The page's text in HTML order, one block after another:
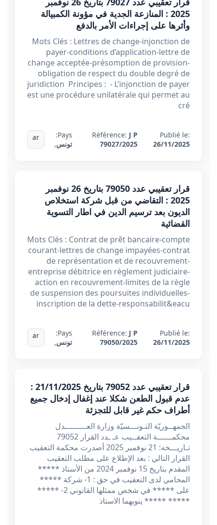
2025 : المنازعة الجدية في مؤونة الكمبيالة
وأثرها على إجراءات الأمر بالدفع
Mots Clés : Lettres de change-injonction de
payer-conditions d’application-lettre de
change acceptée-présomption de provision-
obligation de respect du double degré de
juridiction Principes : - L’injonction de payer
est une procédure unilatérale qui permet au
cré
Publié le:
26/11/2025
Référence: J P
79027/2025
Pays:
تونس,
ar
قرار تعقيبي عدد 79050 بتاريخ 26 نوفمبر
2025 : التقاضي من قبل شركة استخلاص
الديون بعد ترسيم الدين في اطار التسوية
القضائية
Mots Clés : Contrat de prêt bancaire-compte
courant-lettres de change impayées-contrat
de représentation et de recouvrement-
entreprise débitrice en règlement judiciaire-
action en recouvrement-limites de la règle
de suspension des poursuites individuelles-
inscription de la dette-responsabilit&eacu
Publié le:
26/11/2025
Référence: J P
79050/2025
Pays:
تونس,
ar
قرار تعقيبي عدد 79052 بتاريخ 21/11/2025 :
عدم قبول الطعن شكلا عند إغفال إدخال جميع
أطراف حكم غير قابل للتجزئة
الجمهــوريّة التـونـــسيّة وزارة العـــــــــدل
محكمــــــة التعقــيب عـ ـدد القرار 79052
تـاريـــخه: 21 نوفمبر 2025 أصدرت محكمة التعقيب
القرار التالي : بعد الإطلاع على مطلب التعقيب
المقدم بتاريخ 15 نوفمبر 2024 من الأستاذ *****
المحامي لدى التعقيب في حق : 1- شركة *****
على ***** في شخص ممثلها القانوني 2- *****
***** ***** ينوبهما الاستاذ